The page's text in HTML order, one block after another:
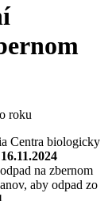
roku
Centra biologicky
16.11.2024
na zbernom
aby odpad zo